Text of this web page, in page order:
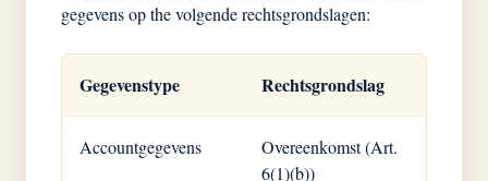
gegevens op the volgende rechtsgrondslagen:
Gegevenstype Rechtsgrondslag
Accountgegevens
Overeenkomst (Art.
6(1)(b))